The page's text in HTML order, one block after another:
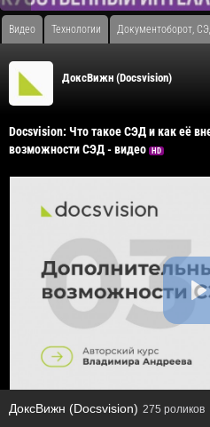
Видео Технологии Документоборот,
ДоксВижн (Docsvision)
Docsvision: Что такое СЭД и как её
возможности СЭД - видео
HD
ДоксВижн (Docsvision) 275 роликов